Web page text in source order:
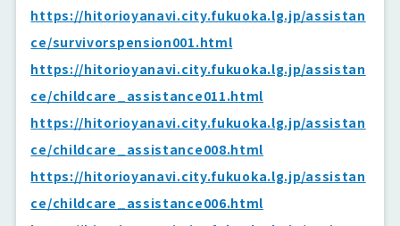
https://hitorioyanavi.city.fukuoka.lg.jp/assistan
ce/survivorspension001.html
https://hitorioyanavi.city.fukuoka.lg.jp/assistan
ce/childcare_assistance011.html
https://hitorioyanavi.city.fukuoka.lg.jp/assistan
ce/childcare_assistance008.html
https://hitorioyanavi.city.fukuoka.lg.jp/assistan
ce/childcare_assistance006.html